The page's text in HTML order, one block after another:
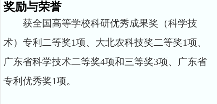
奖励与荣誉
获全国高等学校科研优秀成果奖（科学技
术）专利二等奖1项、大北农科技奖二等奖1项、
广东省科学技术二等奖4项和三等奖3项、广东省
专利优秀奖1项。